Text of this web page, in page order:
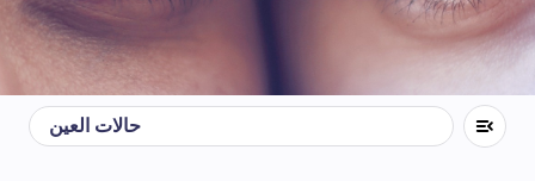
حالات العين